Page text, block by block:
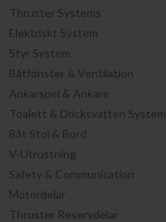
Thruster Systems
Elektriskt System
Styr System
Båtfönster & Ventilation
Ankarspel & Ankare
Toalett & Dricksvatten System
Båt Stol & Bord
V-Utrustning
Safety & Communication
Motordelar
Thruster Reservdelar